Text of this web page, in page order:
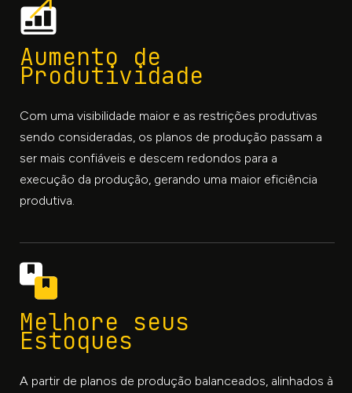
Aumento de
Produtividade
Com uma visibilidade maior e as restrições produtivas
sendo consideradas, os planos de produção passam a
ser mais confiáveis e descem redondos para a
execução da produção, gerando uma maior eficiência
produtiva.
Melhore seus
Estoques
A partir de planos de produção balanceados, alinhados à